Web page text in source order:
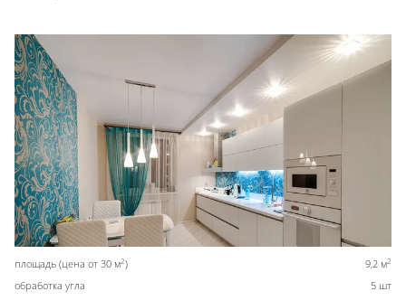
площадь (цена от 30 м2) 9,2 м2
обработка угла 5 шт